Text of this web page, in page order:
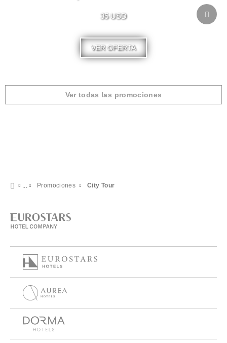
35 USD
VER OFERTA
Ver todas las promociones
Promociones City Tour